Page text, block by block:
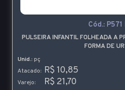
Cód.: P571
PULSEIRA INFANTIL FOLHEADA A
FORMA DE
Unid.: pç
Atacado: R$ 10,85
Varejo: R$ 21,70